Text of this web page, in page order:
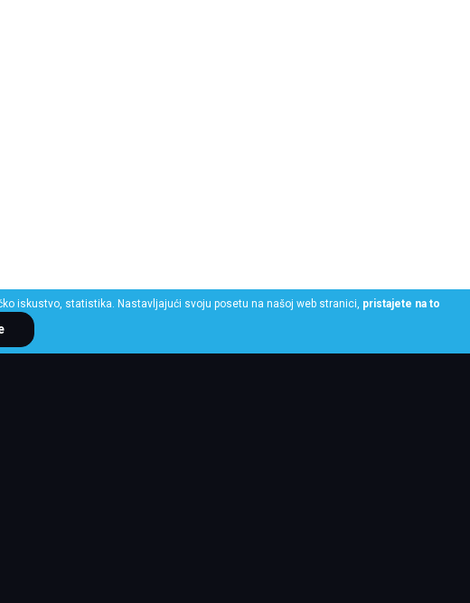
iskustvo, statistika. Nastavljajući svoju posetu na našoj web stranici, pristajete na to